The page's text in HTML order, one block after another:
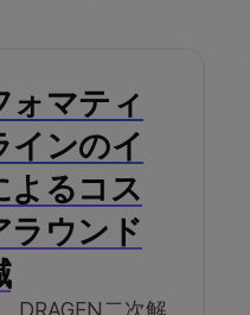
ォマティ
インのイ
よるコス
ラウンド
DRAGEN二次解